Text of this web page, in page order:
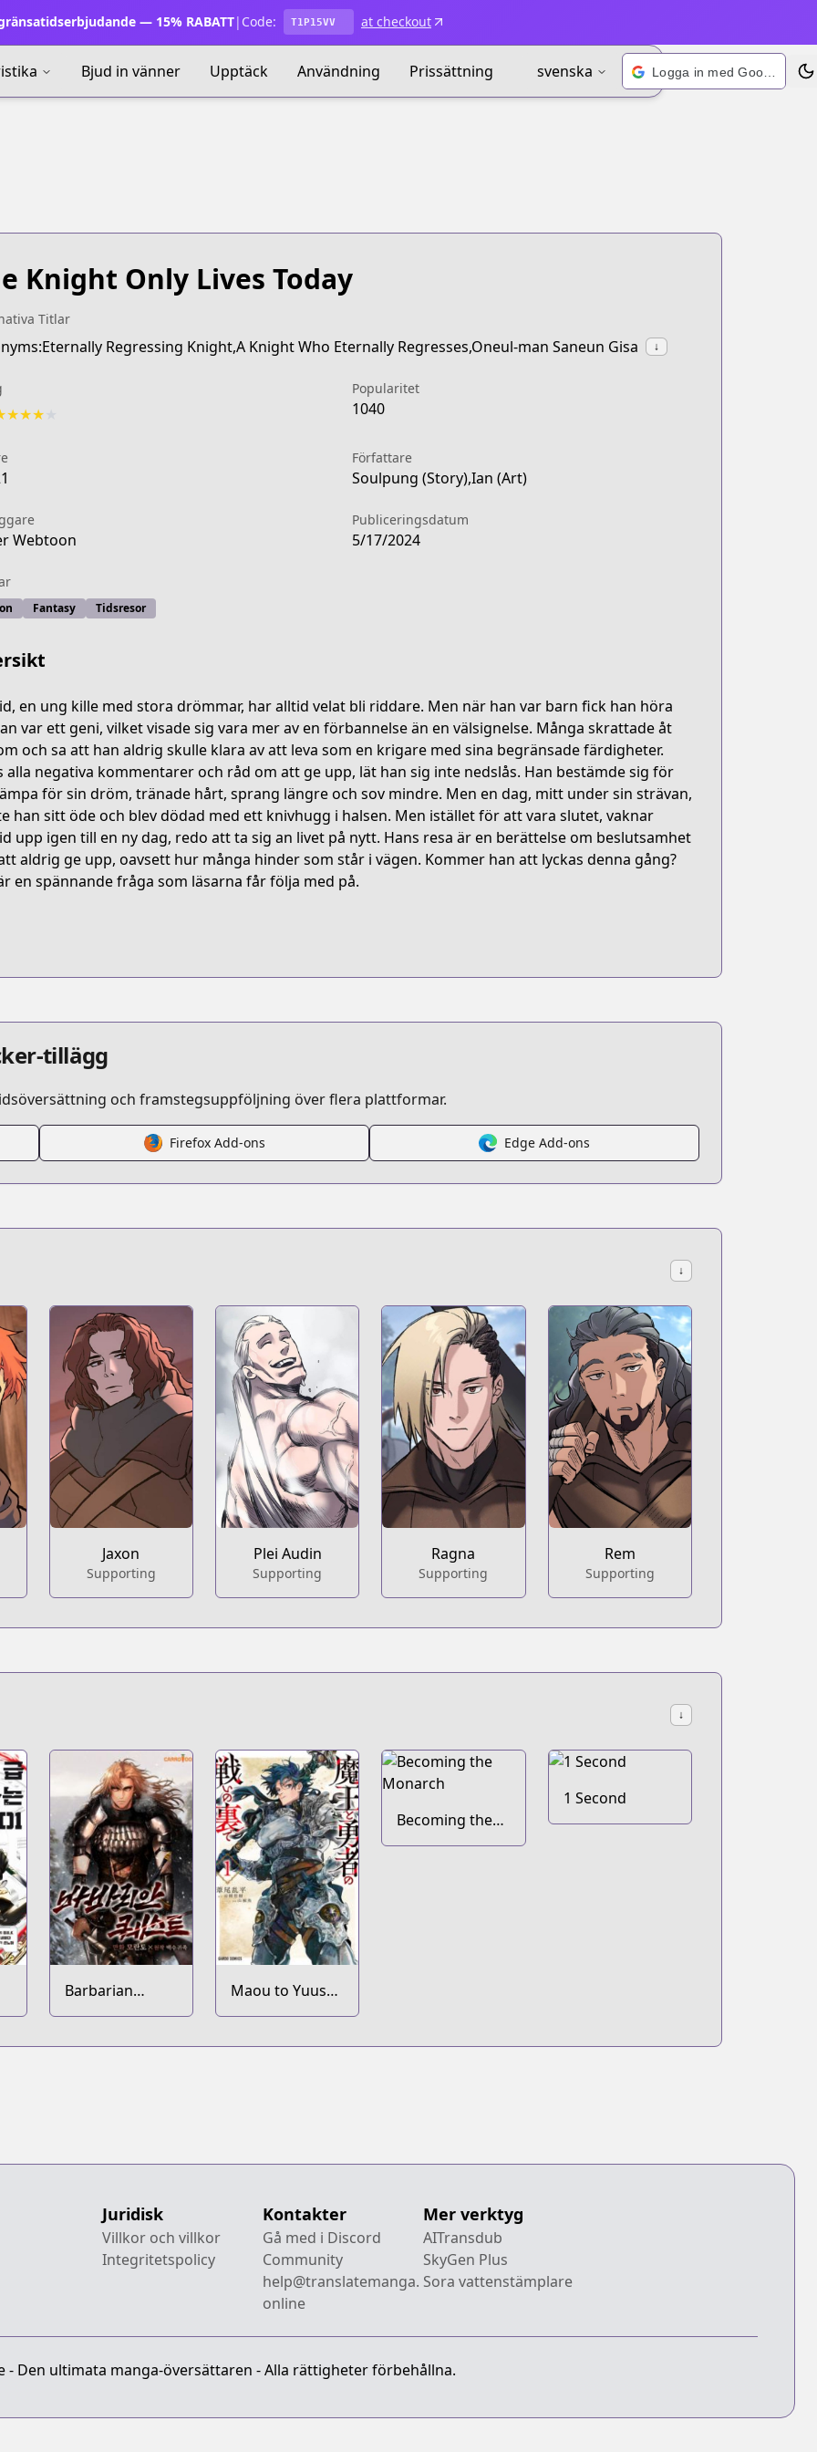
— 15% RABATT| Code: T1P15VV at checkout
Bjud in vänner Upptäck Användning Prissättning svenska
list?title_no=2754
the-knight-only-lives-today/list?title_no=6794
the-knight-only-lives-today/list?title_no=7417
knight-only-lives-today/list?title_no=6672
Knight Only Lives Today
Titlar
Regressing Knight,A Knight Who Eternally Regresses,Oneul-man Saneun Gisa ↓
★★★
Popularitet
1040
Författare
Soulpung (Story),Ian (Art)
Webtoon
Publiceringsdatum
5/17/2024
Fantasy Tidsresor
en ung kille med stora drömmar, har alltid velat bli riddare. Men när han var barn fick han höra
var ett geni, vilket visade sig vara mer av en förbannelse än en välsignelse. Många skrattade åt
och sa att han aldrig skulle klara av att leva som en krigare med sina begränsade färdigheter.
alla negativa kommentarer och råd om att ge upp, lät han sig inte nedslås. Han bestämde sig för
för sin dröm, tränade hårt, sprang längre och sov mindre. Men en dag, mitt under sin strävan,
han sitt öde och blev dödad med ett knivhugg i halsen. Men istället för att vara slutet, vaknar
upp igen till en ny dag, redo att ta sig an livet på nytt. Hans resa är en berättelse om beslutsamhet
aldrig ge upp, oavsett hur många hinder som står i vägen. Kommer han att lyckas denna gång?
en spännande fråga som läsarna får följa med på.
tillägg
och framstegsuppföljning över flera plattformar.
Firefox Add-ons Edge Add-ons
↓
Jaxon
Supporting
Plei Audin
Supporting
Ragna
Supporting
Rem
Supporting
↓
Barbarian
Quest
Maou to Yuusha
no Tatakai no
Becoming the
Monarch
1 Second
Juridisk
Villkor och villkor
Integritetspolicy
Kontakter
Gå med i Discord
Community
help@translatemanga.
online
Mer verktyg
AITransdub
SkyGen Plus
Sora vattenstämplare
Den ultimata manga-översättaren - Alla rättigheter förbehållna.